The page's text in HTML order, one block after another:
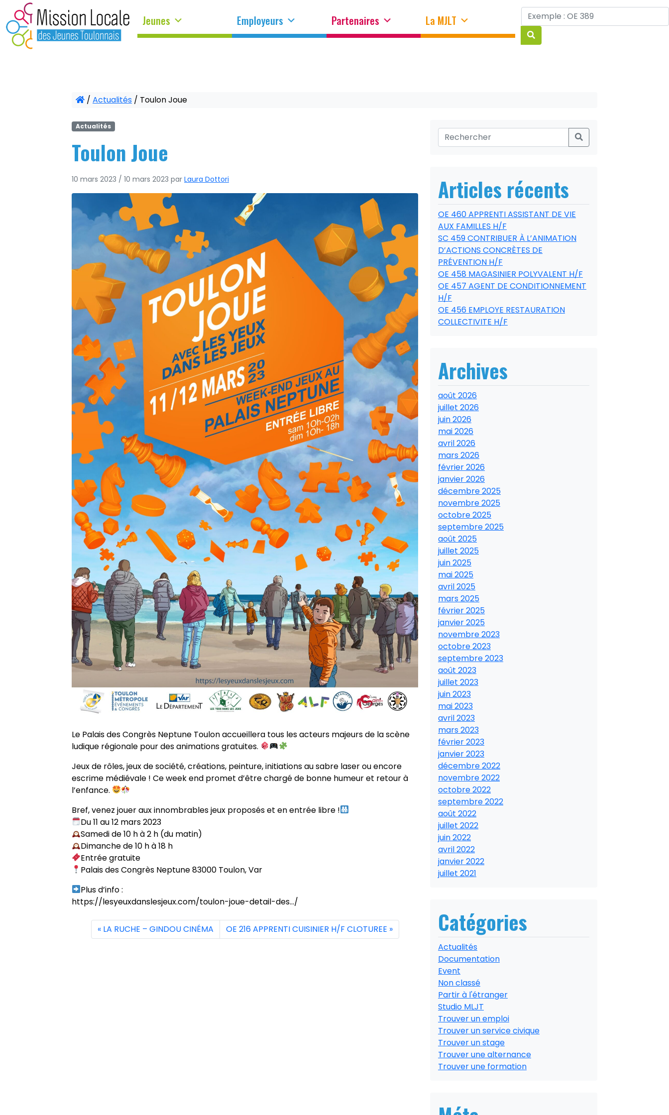
Jeunes Employeurs Partenaires La MJLT
/ Actualités / Toulon Joue
Actualités
Toulon Joue
10 mars 2023 / 10 mars 2023 par Laura Dottori
Le Palais des Congrès Neptune Toulon accueillera tous les acteurs majeurs de la scène
ludique régionale pour des animations gratuites.
Jeux de rôles, jeux de société, créations, peinture, initiations au sabre laser ou encore
escrime médiévale ! Ce week end promet d’être chargé de bonne humeur et retour à
l’enfance.
Bref, venez jouer aux innombrables jeux proposés et en entrée libre !
Du 11 au 12 mars 2023
Samedi de 10 h à 2 h (du matin)
Dimanche de 10 h à 18 h
Entrée gratuite
Palais des Congrès Neptune 83000 Toulon, Var
Plus d’info :
https://lesyeuxdanslesjeux.com/toulon-joue-detail-des…/
LA RUCHE – GINDOU CINÉMA OE 216 APPRENTI CUISINIER H/F CLOTUREE
Articles récents
OE 460 APPRENTI ASSISTANT DE VIE
AUX FAMILLES H/F
SC 459 CONTRIBUER À L’ANIMATION
D’ACTIONS CONCRÈTES DE
PRÉVENTION H/F
OE 458 MAGASINIER POLYVALENT H/F
OE 457 AGENT DE CONDITIONNEMENT
H/F
OE 456 EMPLOYE RESTAURATION
COLLECTIVITE H/F
Archives
août 2026
juillet 2026
juin 2026
mai 2026
avril 2026
mars 2026
février 2026
janvier 2026
décembre 2025
novembre 2025
octobre 2025
septembre 2025
août 2025
juillet 2025
juin 2025
mai 2025
avril 2025
mars 2025
février 2025
janvier 2025
novembre 2023
octobre 2023
septembre 2023
août 2023
juillet 2023
juin 2023
mai 2023
avril 2023
mars 2023
février 2023
janvier 2023
décembre 2022
novembre 2022
octobre 2022
septembre 2022
août 2022
juillet 2022
juin 2022
avril 2022
janvier 2022
juillet 2021
Catégories
Actualités
Documentation
Event
Non classé
Partir à l'étranger
Studio MLJT
Trouver un emploi
Trouver un service civique
Trouver un stage
Trouver une alternance
Trouver une formation
Panneau de gestion des cookies